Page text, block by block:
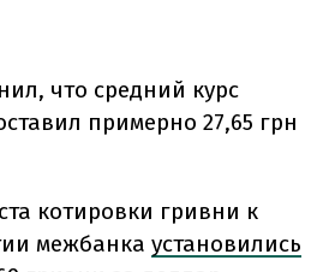
что средний курс
примерно 27,65 грн
котировки гривни к
межбанка установились